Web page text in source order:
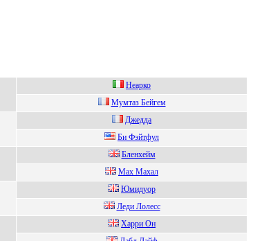
Неарко
Мумтaз Бейгем
Джедда
Би Фэйтфул
Бленxейм
Мах Махал
Юмидуoр
Лeди Лoлecc
Харри Он